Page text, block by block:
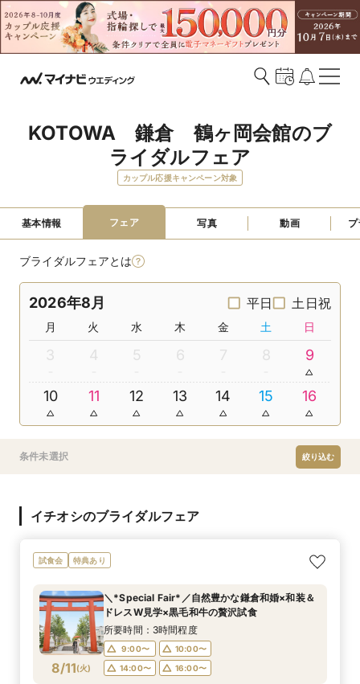
KOTOWA　鎌倉　鶴ヶ岡会館のブ
ライダルフェア
カップル応援キャンペーン対象
基本情報 フェア 写真 動画
ブライダルフェアとは
2026年8月 平日 土日祝
月 火 水 木 金 土 日
3 4 5 6 7 8 9
10 11 12 13 14 15 16
条件未選択 絞り込む
イチオシのブライダルフェア
試食会 特典あり
8/11(火)
＼*Special Fair*／自然豊かな鎌倉和婚×和装＆
ドレスW見学×黒毛和牛の贅沢試食
所要時間：3時間程度
9:00〜
10:00〜
14:00〜
16:00〜